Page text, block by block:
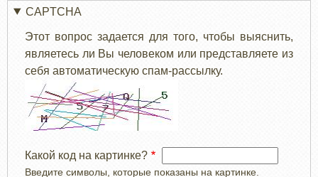
CAPTCHA
Этот вопрос задается для того, чтобы выяснить,
являетесь ли Вы человеком или представляете из
себя автоматическую спам-рассылку.
Какой код на картинке?
Введите символы, которые показаны на картинке.